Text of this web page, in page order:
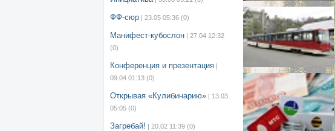
ФФ-сюр | 23.05 05:36 (0)
Манифест-кубослон | 27.04 12:32
(0)
Конференция и презентация |
09.04 01:13 (0)
Открывая «Кулибинарию» | 13.03
05:05 (0)
Загребай! | 20.02 11:39 (0)